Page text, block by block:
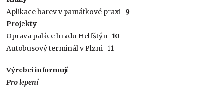
Aplikace barev v památkové praxi 9
Projekty
Oprava paláce hradu Helfštýn 10
Autobusový terminál v Plzni 11
Výrobci informují
Pro lepení